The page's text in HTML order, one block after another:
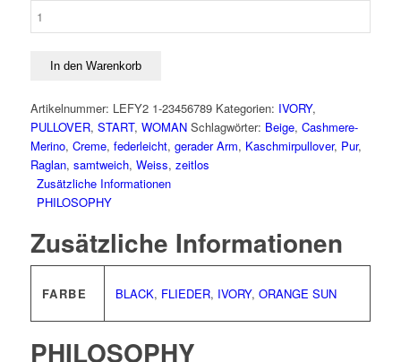
In den Warenkorb
Artikelnummer: LEFY2 1-23456789 Kategorien: IVORY,
PULLOVER, START, WOMAN Schlagwörter: Beige, Cashmere-
Merino, Creme, federleicht, gerader Arm, Kaschmirpullover, Pur,
Raglan, samtweich, Weiss, zeitlos
Zusätzliche Informationen
PHILOSOPHY
Zusätzliche Informationen
FARBE BLACK, FLIEDER, IVORY, ORANGE SUN
PHILOSOPHY